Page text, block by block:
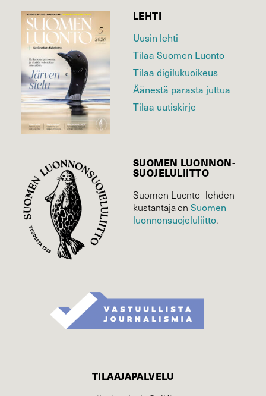
LEHTI
Uusin lehti
Tilaa Suomen Luonto
Tilaa digilukuoikeus
Äänestä parasta juttua
Tilaa uutiskirje
SUOMEN LUONNON­
SUOJELU­LIITTO
Suomen Luonto -lehden
kustantaja onSuomen
luonnonsuojelu­liitto.
TILAAJAPALVELU